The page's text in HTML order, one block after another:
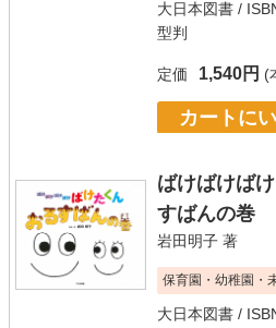
大日本図書 /
型判
定価 1,540円 (
カートに
ばけばけば
すばんの巻
岩田明子 著
保育園・幼稚園・
大日本図書 /